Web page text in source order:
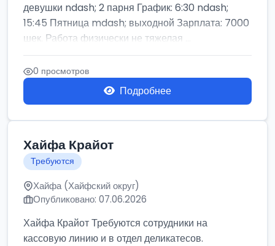
девушки ndash; 2 парня График: 6:30 ndash;
15:45 Пятница mdash; выходной Зарплата: 7000
шек. Работа физически не тяжелая ...
0 просмотров
Подробнее
Хайфа Крайот
Требуются
Хайфа (Хайфский округ)
Опубликовано: 07.06.2026
Хайфа Крайот Требуются сотрудники на
кассовую линию и в отдел деликатесов.